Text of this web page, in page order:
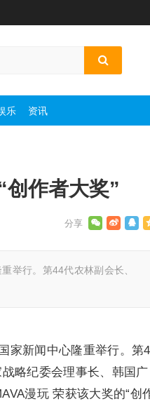
乐 资讯
创作者大奖”
举行。第44代农林副会长、
家新闻中心隆重举行。第
略纪委会理事长、韩国广
漫玩 荣获该大奖的“创